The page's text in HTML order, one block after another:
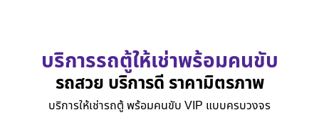
บริการรถตู้ให้เช่าพร้อมคนขับ
รถสวย บริการดี ราคามิตรภาพ
บริการให้เช่ารถตู้ พร้อมคนขับ VIP แบบครบวงจร